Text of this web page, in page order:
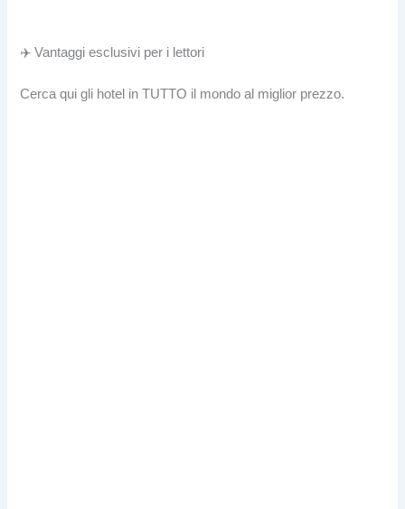
✈️ Vantaggi esclusivi per i lettori
Cerca qui gli hotel in TUTTO il mondo al miglior prezzo.